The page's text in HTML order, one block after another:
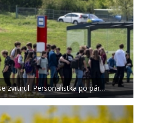
zvrtnul. Personalistka po pár…